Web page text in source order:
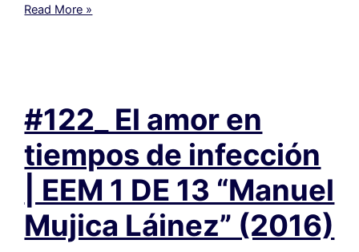
#121_
DE
20
“Biblioteca
del
Congreso
Nación”
(2016)
Read More »
#122_ El amor en
tiempos de infección
| EEM 1 DE 13 “Manuel
Mujica Láinez” (2016)